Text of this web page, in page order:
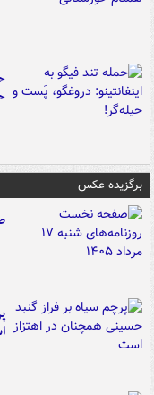
برگزیده عکس